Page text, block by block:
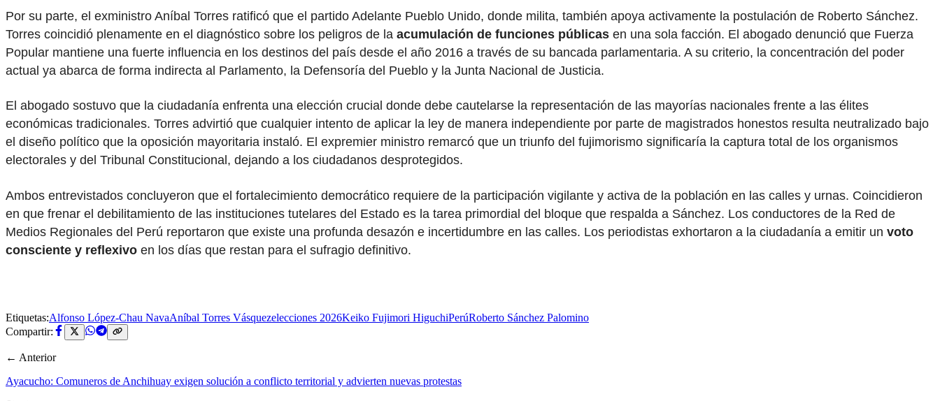
Por su parte, el exministro Aníbal Torres ratificó que el partido Adelante Pueblo Unido, donde milita, también apoya activamente la postulación de Roberto Sánchez.
Torres coincidió plenamente en el diagnóstico sobre los peligros de la acumulación de funciones públicas en una sola facción. El abogado denunció que Fuerza
Popular mantiene una fuerte influencia en los destinos del país desde el año 2016 a través de su bancada parlamentaria. A su criterio, la concentración del poder
actual ya abarca de forma indirecta al Parlamento, la Defensoría del Pueblo y la Junta Nacional de Justicia.
El abogado sostuvo que la ciudadanía enfrenta una elección crucial donde debe cautelarse la representación de las mayorías nacionales frente a las élites
económicas tradicionales. Torres advirtió que cualquier intento de aplicar la ley de manera independiente por parte de magistrados honestos resulta neutralizado bajo
el diseño político que la oposición mayoritaria instaló. El expremier ministro remarcó que un triunfo del fujimorismo significaría la captura total de los organismos
electorales y del Tribunal Constitucional, dejando a los ciudadanos desprotegidos.
Ambos entrevistados concluyeron que el fortalecimiento democrático requiere de la participación vigilante y activa de la población en las calles y urnas. Coincidieron
en que frenar el debilitamiento de las instituciones tutelares del Estado es la tarea primordial del bloque que respalda a Sánchez. Los conductores de la Red de
Medios Regionales del Perú reportaron que existe una profunda desazón e incertidumbre en las calles. Los periodistas exhortaron a la ciudadanía a emitir un voto
consciente y reflexivo en los días que restan para el sufragio definitivo.
Etiquetas:Alfonso López-Chau NavaAníbal Torres Vásquezelecciones 2026Keiko Fujimori HiguchiPerúRoberto Sánchez Palomino
Compartir:
← Anterior
Ayacucho: Comuneros de Anchihuay exigen solución a conflicto territorial y advierten nuevas protestas